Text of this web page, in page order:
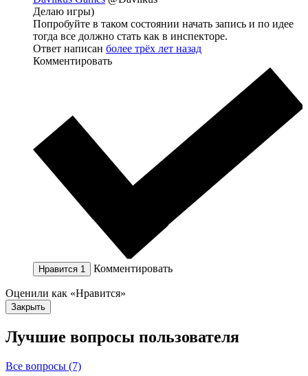
Делаю игры)
Попробуйте в таком состоянии начать запись и по идее
тогда все должно стать как в инспекторе.
Ответ написан более трёх лет назад
Комментировать
Нравится 1 Комментировать
Оценили как «Нравится»
Закрыть
Лучшие вопросы пользователя
Все вопросы (7)